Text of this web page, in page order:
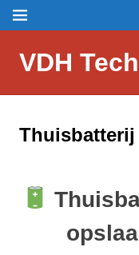
Skip
to
Menu
VDH
Thuisbatterij